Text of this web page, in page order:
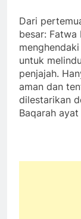
Dari
besar: Fatwa
untuk
penjajah.
aman dan
dilestarikan
Baqarah